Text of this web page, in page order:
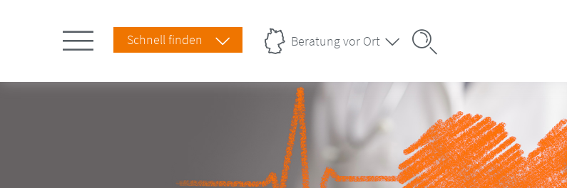
Schnell finden Beratung vor Ort